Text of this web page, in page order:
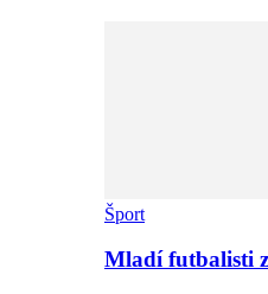
Šport
Mladí futbalisti